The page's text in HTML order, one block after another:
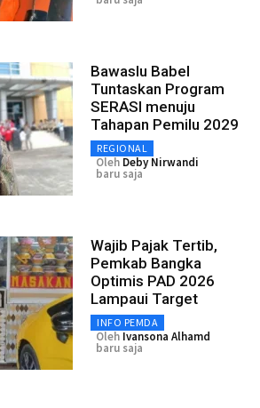
Bawaslu Babel
Tuntaskan Program
SERASI menuju
Tahapan Pemilu 2029
REGIONAL
Oleh Deby Nirwandi
baru saja
Wajib Pajak Tertib,
Pemkab Bangka
Optimis PAD 2026
Lampaui Target
INFO PEMDA
Oleh Ivansona Alhamd
baru saja